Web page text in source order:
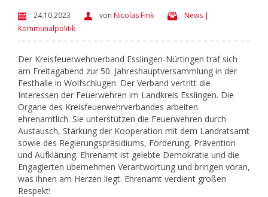
24.10.2023 von Nicolas Fink
News |
Kommunalpolitik
Der Kreisfeuerwehrverband Esslingen-Nürtingen traf sich
am Freitagabend zur 50. Jahreshauptversammlung in der
Festhalle in Wolfschlugen. Der Verband vertritt die
Interessen der Feuerwehren im Landkreis Esslingen. Die
Organe des Kreisfeuerwehrverbandes arbeiten
ehrenamtlich. Sie unterstützen die Feuerwehren durch
Austausch, Stärkung der Kooperation mit dem Landratsamt
sowie des Regierungspräsidiums, Förderung, Prävention
und Aufklärung. Ehrenamt ist gelebte Demokratie und die
Engagierten übernehmen Verantwortung und bringen voran,
was ihnen am Herzen liegt. Ehrenamt verdient großen
Respekt!